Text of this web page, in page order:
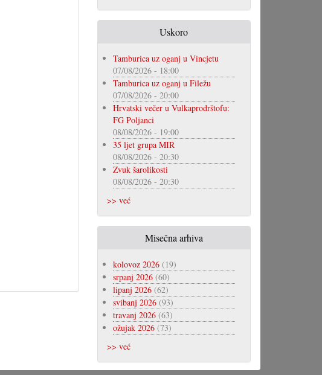
Uskoro
Tamburica uz oganj u Vincjetu
07/08/2026 - 18:00
Tamburica uz oganj u Filežu
07/08/2026 - 20:00
Hrvatski večer u Vulkaprodrštofu:
FG Poljanci
08/08/2026 - 19:00
35 ljet grupa MIR
08/08/2026 - 20:30
Zvuk šarolikosti
08/08/2026 - 20:30
>> već
Misečna arhiva
kolovoz 2026(19)
srpanj 2026(60)
lipanj 2026(62)
svibanj 2026(93)
travanj 2026(63)
ožujak 2026(73)
>> već